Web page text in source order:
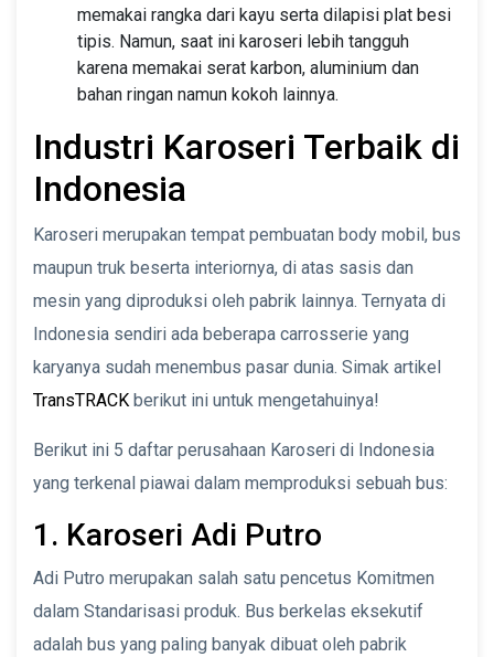
memakai rangka dari kayu serta dilapisi plat besi
tipis. Namun, saat ini karoseri lebih tangguh
karena memakai serat karbon, aluminium dan
bahan ringan namun kokoh lainnya.
Industri Karoseri Terbaik di
Indonesia
Karoseri merupakan tempat pembuatan body mobil, bus
maupun truk beserta interiornya, di atas sasis dan
mesin yang diproduksi oleh pabrik lainnya. Ternyata di
Indonesia sendiri ada beberapa carrosserie yang
karyanya sudah menembus pasar dunia. Simak artikel
TransTRACK berikut ini untuk mengetahuinya!
Berikut ini 5 daftar perusahaan Karoseri di Indonesia
yang terkenal piawai dalam memproduksi sebuah bus:
1. Karoseri Adi Putro
Adi Putro merupakan salah satu pencetus Komitmen
dalam Standarisasi produk. Bus berkelas eksekutif
adalah bus yang paling banyak dibuat oleh pabrik